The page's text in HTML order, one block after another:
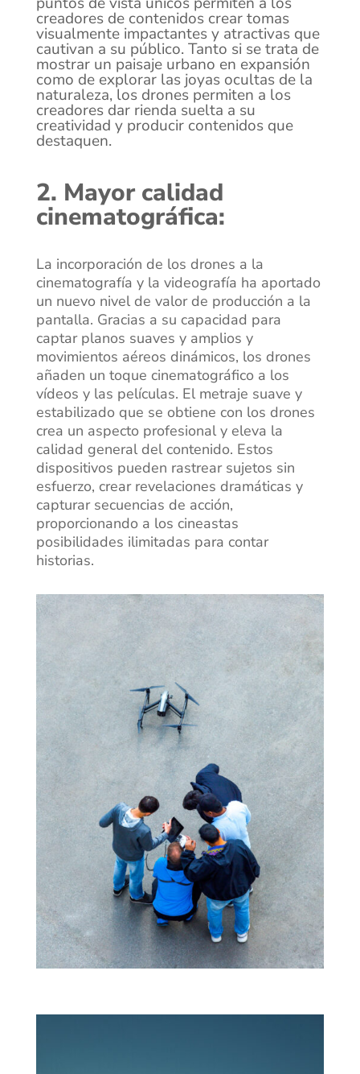
creadores de contenidos crear tomas
visualmente impactantes y atractivas que
cautivan a su público. Tanto si se trata de
mostrar un paisaje urbano en expansión
como de explorar las joyas ocultas de la
naturaleza, los drones permiten a los
creadores dar rienda suelta a su
creatividad y producir contenidos que
destaquen.
2. Mayor calidad
cinematográfica:
La incorporación de los drones a la
cinematografía y la videografía ha aportado
un nuevo nivel de valor de producción a la
pantalla. Gracias a su capacidad para
captar planos suaves y amplios y
movimientos aéreos dinámicos, los drones
añaden un toque cinematográfico a los
vídeos y las películas. El metraje suave y
estabilizado que se obtiene con los drones
crea un aspecto profesional y eleva la
calidad general del contenido. Estos
dispositivos pueden rastrear sujetos sin
esfuerzo, crear revelaciones dramáticas y
capturar secuencias de acción,
proporcionando a los cineastas
posibilidades ilimitadas para contar
historias.